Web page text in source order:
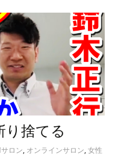
り捨てる
ロン, オンラインサロン,女性